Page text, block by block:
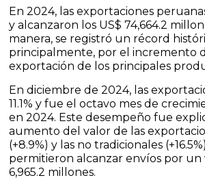
En 2024, las exportaciones
y alcanzaron los US$ 74,664.2
manera, se registró un récord
principalmente, por el incremento
exportación de los principales
En diciembre de 2024, las
11.1% y fue el octavo mes de
en 2024. Este desempeño fue
aumento del valor de las
(+8.9%) y las no tradicionales
permitieron alcanzar envíos por un
6,965.2 millones.